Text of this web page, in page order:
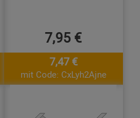
7,95 €
7,47 €
mit Code: CxLyh2Ajne